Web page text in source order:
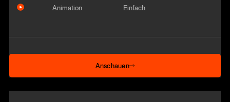
Animation Einfach
Anschauen
Anschauen